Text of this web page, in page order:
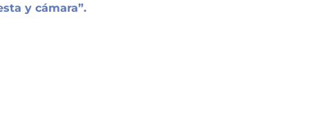
y cámara”.